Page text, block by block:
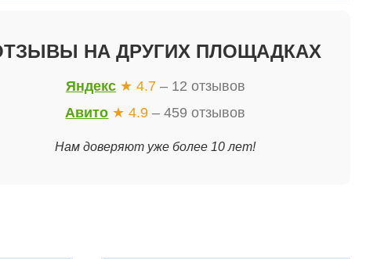
НА ДРУГИХ ПЛОЩАДКАХ
Яндекс ★ 4.7 – 12 отзывов
Авито ★ 4.9 – 459 отзывов
Нам доверяют уже более 10 лет!